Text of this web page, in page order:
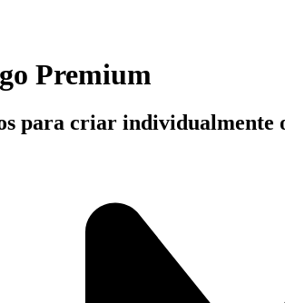
Premium
para criar individualmente